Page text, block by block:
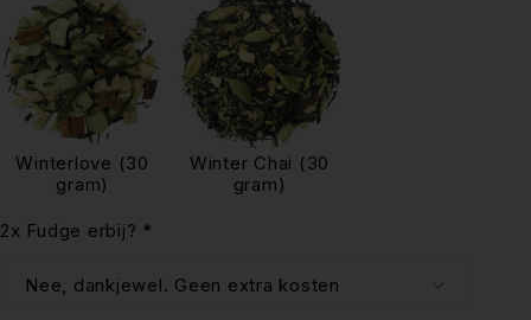
Winterlove (30
gram)
Winter Chai (30
gram)
2x Fudge erbij? *